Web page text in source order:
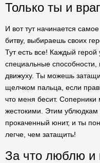
Только ты и
И вот тут начинается
битву, выбираешь своих
Тут есть все! Каждый
специальные
движуху. Ты можешь
щелчком пальца, если
что меня бесит. Соперники
жестокими. Этим ублюдкам
прокаченный юнит, и ты
легче, чем затащить!
За что люблю и